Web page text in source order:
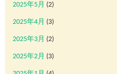
2025年5月 (2)
2025年4月 (3)
2025年3月 (2)
2025年2月 (3)